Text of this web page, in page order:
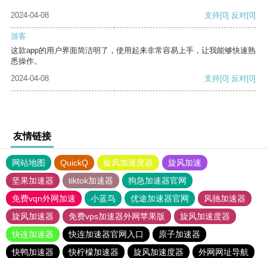
2024-04-08 支持[0] 反对[0]
游客
这款app的用户界面简洁明了，使用起来非常容易上手，让我能够快速熟
悉操作。
2024-04-08
支持[0] 反对[0]
友情链接
网站地图 QuickQ 旋风加速度器
旋风加速
坚果加速器
tiktok加速器
狗急加速器官网
免费vqn外网加速
小蓝鸟 优途加速器官网
风驰加速器
旋风加速器
免费vps加速器外网苹果版
旋风加速度器
快连加速器
快连加速器官网入口
原子加速器
快鸭加速器
快柠檬加速器 旋风加速度器 外网网址导航